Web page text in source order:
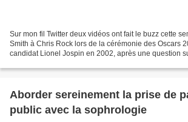
Sur mon fil Twitter deux vidéos ont fait le buzz cette
Smith à Chris Rock lors de la cérémonie des Oscars
candidat Lionel Jospin en 2002, après une question
Aborder sereinement la prise de
public avec la sophrologie